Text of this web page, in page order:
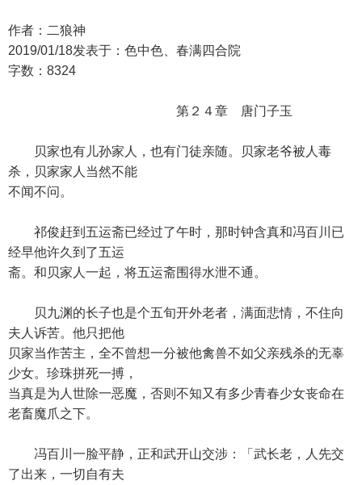
作者：二狼神
2019/01/18发表于：色中色、春满四合院
字数：8324
第２４章 唐门子玉
贝家也有儿孙家人，也有门徒亲随。贝家老爷被人毒
杀，贝家家人当然不能
不闻不问。
祁俊赶到五运斋已经过了午时，那时钟含真和冯百川已
经早他许久到了五运
斋。和贝家人一起，将五运斋围得水泄不通。
贝九渊的长子也是个五旬开外老者，满面悲情，不住向
夫人诉苦。他只把他
贝家当作苦主，全不曾想一分被他禽兽不如父亲残杀的无辜
少女。珍珠拼死一搏，
当真是为人世除一恶魔，否则不知又有多少青春少女丧命在
老畜魔爪之下。
冯百川一脸平静，正和武开山交涉：「武长老，人先交
了出来，一切自有夫